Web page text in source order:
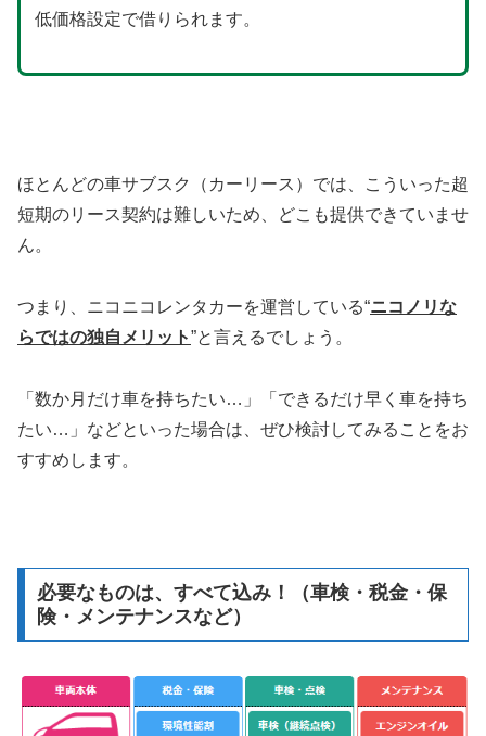
低価格設定で借りられます。
ほとんどの車サブスク（カーリース）では、こういった超
短期のリース契約は難しいため、どこも提供できていませ
ん。
つまり、ニコニコレンタカーを運営している“ニコノリな
らではの独自メリット”と言えるでしょう。
「数か月だけ車を持ちたい…」「できるだけ早く車を持ち
たい…」などといった場合は、ぜひ検討してみることをお
すすめします。
必要なものは、すべて込み！（車検・税金・保
険・メンテナンスなど）